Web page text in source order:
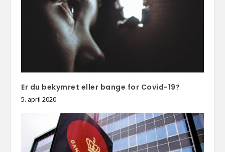
Er du bekymret eller bange for Covid-19?
5. april 2020